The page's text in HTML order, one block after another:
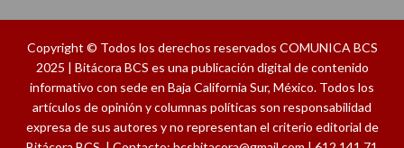
Copyright © Todos los derechos reservados COMUNICA BCS
2025 | Bitácora BCS es una publicación digital de contenido
informativo con sede en Baja California Sur, México. Todos los
artículos de opinión y columnas políticas son responsabilidad
expresa de sus autores y no representan el criterio editorial de